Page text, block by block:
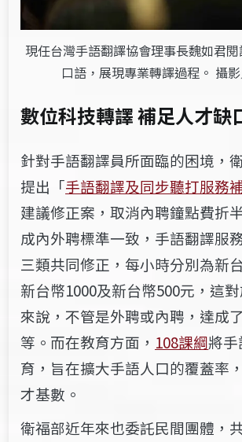
現任台灣手語翻譯協會理事長魏如君
口語，展現專業轉譯過程。 攝
數位科技轉譯 補足人才缺
針對手語翻譯員所面臨的困境，
提出「手語翻譯及同步聽打服務
建議修正案，取消內聘鐘點費折
成內外聘標準一致，手語翻譯服
三類共同修正，每小時分別為新
新台幣1000及新台幣500元，這
來說，不管是外聘或內聘，達成
等。而在教育方面， 108課綱將
育，旨在擴大手語人口的覆蓋率
才基數。
衛福部近年來也委託民間團體，